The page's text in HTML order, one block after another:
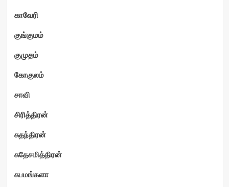
காவேரி
குங்குமம்
குமுதம்
கோகுலம்
சாவி
சிரித்திரன்
சுதந்திரன்
சுதேசமித்திரன்
சுபமங்களா